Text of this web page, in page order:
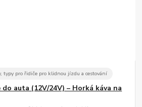
typy pro řidiče pro klidnou jízdu a cestování
auta (12V/24V) – Horká káva na